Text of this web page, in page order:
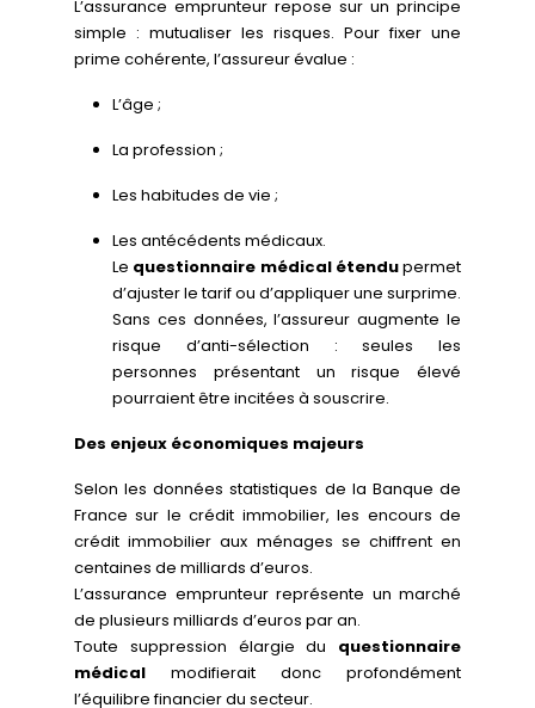
L’assurance emprunteur repose sur un principe
simple : mutualiser les risques. Pour fixer une
prime cohérente, l’assureur évalue :
L’âge ;
La profession ;
Les habitudes de vie ;
Les antécédents médicaux.
Le questionnaire médical étendupermet
d’ajuster le tarif ou d’appliquer une surprime.
Sans ces données, l’assureur augmente le
risque d’anti-sélection : seules les
personnes présentant un risque élevé
pourraient être incitées à souscrire.
Des enjeux économiques majeurs
Selon les données statistiques de la Banque de
France sur le crédit immobilier, les encours de
crédit immobilier aux ménages se chiffrent en
centaines de milliards d’euros.
L’assurance emprunteur représente un marché
de plusieurs milliards d’euros par an.
Toute suppression élargie du questionnaire
médical modifierait donc profondément
l’équilibre financier du secteur.